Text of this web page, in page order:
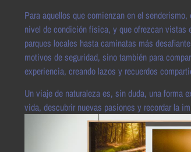
Para aquellos que comienzan en el
nivel de condición física, y que ofrezcan vistas
parques locales hasta caminatas más
motivos de seguridad, sino también para
experiencia, creando lazos y recuerdos
Un viaje de naturaleza es, sin duda, una forma
vida, descubrir nuevas pasiones y recordar la